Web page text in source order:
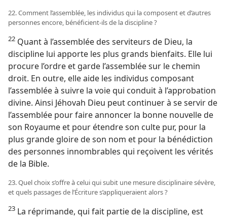
22. Comment l’assemblée, les individus qui la composent et d’autres
personnes encore, bénéficient-​ils de la discipline ?
22 Quant à l’assemblée des serviteurs de Dieu, la
discipline lui apporte les plus grands bienfaits. Elle lui
procure l’ordre et garde l’assemblée sur le chemin
droit. En outre, elle aide les individus composant
l’assemblée à suivre la voie qui conduit à l’approbation
divine. Ainsi Jéhovah Dieu peut continuer à se servir de
l’assemblée pour faire annoncer la bonne nouvelle de
son Royaume et pour étendre son culte pur, pour la
plus grande gloire de son nom et pour la bénédiction
des personnes innombrables qui reçoivent les vérités
de la Bible.
23. Quel choix s’offre à celui qui subit une mesure disciplinaire sévère,
et quels passages de l’Écriture s’appliqueraient alors ?
23 La réprimande, qui fait partie de la discipline, est